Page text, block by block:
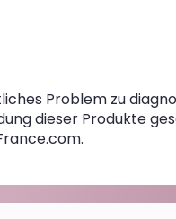
Problem zu
dieser Produkte